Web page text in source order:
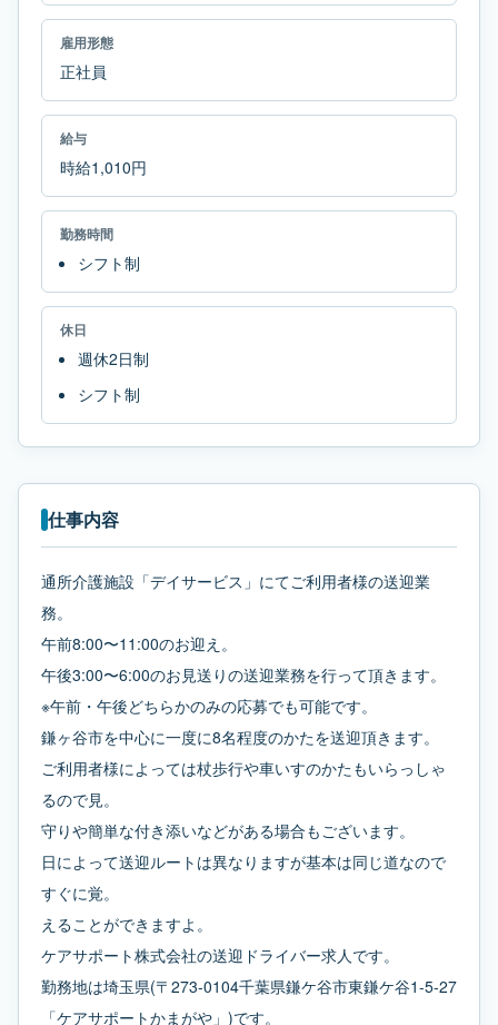
雇用形態
正社員
給与
時給1,010円
勤務時間
シフト制
休日
週休2日制
シフト制
仕事内容
通所介護施設「デイサービス」にてご利用者様の送迎業
務。
午前8:00〜11:00のお迎え。
午後3:00〜6:00のお見送りの送迎業務を行って頂きます。
※午前・午後どちらかのみの応募でも可能です。
鎌ヶ谷市を中心に一度に8名程度のかたを送迎頂きます。
ご利用者様によっては杖歩行や車いすのかたもいらっしゃ
るので見。
守りや簡単な付き添いなどがある場合もございます。
日によって送迎ルートは異なりますが基本は同じ道なので
すぐに覚。
えることができますよ。
ケアサポート株式会社の送迎ドライバー求人です。
勤務地は埼玉県(〒273-0104千葉県鎌ケ谷市東鎌ケ谷1-5-27
「ケアサポートかまがや」)です。